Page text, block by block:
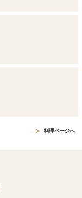
料理ページへ